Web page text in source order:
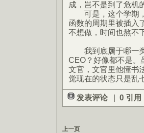
成，岂不是到了危机
可是，这个学期，
函数的周期里被插入
不想做，时间也熬不
我到底属于哪一类
CEO？好像都不是。
文官，文官里他懂书
觉现在的状态只是乱
发表评论 | 0 引用
上一页